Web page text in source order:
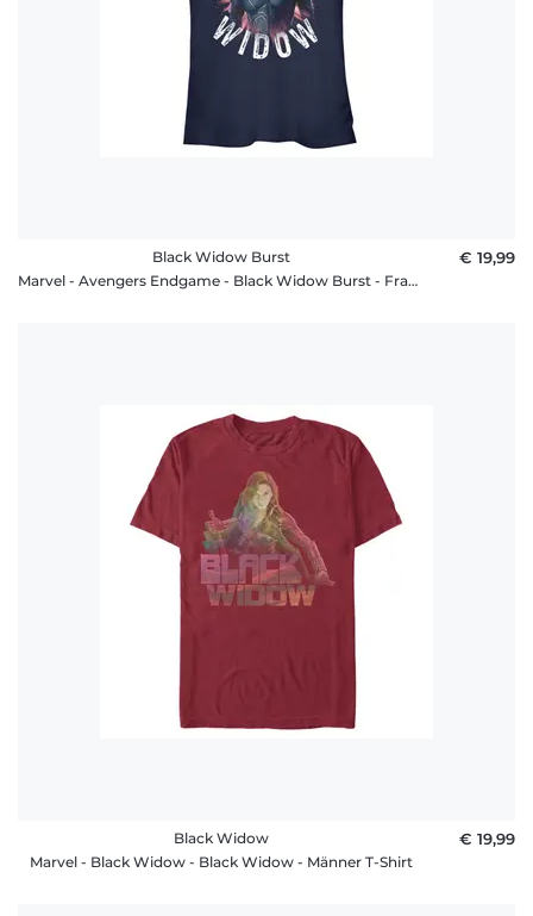
Black Widow Burst
Marvel - Avengers Endgame - Black Widow Burst - Frauen T-Shirt
€ 19,99
Black Widow
Marvel - Black Widow - Black Widow - Männer T-Shirt
€ 19,99